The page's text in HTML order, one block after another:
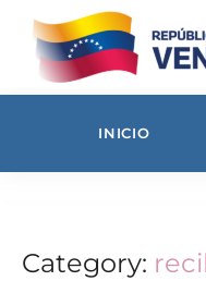
INICIO
Category: